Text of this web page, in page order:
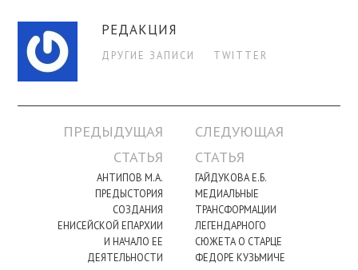
РЕДАКЦИЯ
ДРУГИЕ ЗАПИСИ TWITTER
Навигация
ПРЕДЫДУЩАЯ
СТАТЬЯ
АНТИПОВ М.А.
ПРЕДЫСТОРИЯ
СОЗДАНИЯ
ЕНИСЕЙСКОЙ ЕПАРХИИ
И НАЧАЛО ЕЕ
ДЕЯТЕЛЬНОСТИ
СЛЕДУЮЩАЯ
СТАТЬЯ
ГАЙДУКОВА Е.Б.
МЕДИАЛЬНЫЕ
ТРАНСФОРМАЦИИ
ЛЕГЕНДАРНОГО
СЮЖЕТА О СТАРЦЕ
ФEДОРЕ КУЗЬМИЧЕ